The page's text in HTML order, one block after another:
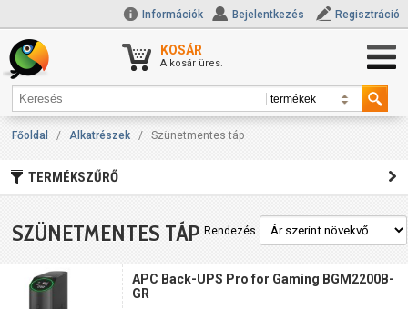
Információk Bejelentkezés Regisztráció
KOSÁR
A kosár üres.
Főoldal / Alkatrészek / Szünetmentes táp
TERMÉKSZŰRŐ
SZÜNETMENTES TÁP Rendezés
APC Back-UPS Pro for Gaming BGM2200B-
GR